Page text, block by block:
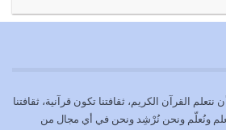
يجب النهوض بها كما ينبغي لكي
القرآن الكريم، ثقافتنا تكون قرآنية، ثقافتنا
ونُعلّم ونحن نُرْشِد ونحن في أي مجال من